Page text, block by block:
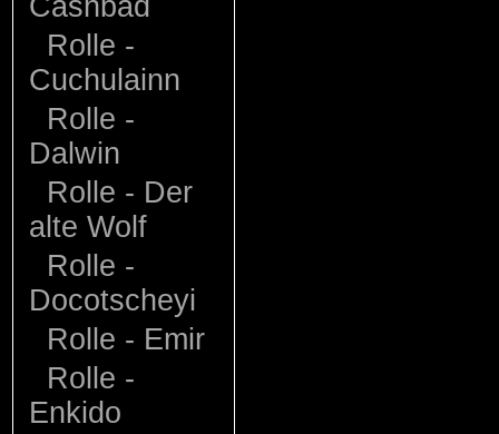
Cashbad
Rolle -
Cuchulainn
Rolle -
Dalwin
Rolle - Der
alte Wolf
Rolle -
Docotscheyi
Rolle - Emir
Rolle -
Enkido